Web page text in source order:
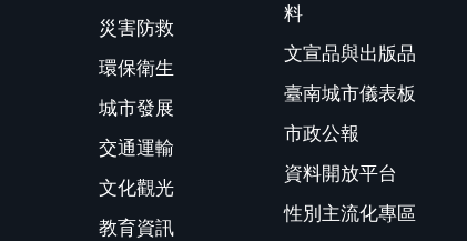
災害防救
環保衛生
城市發展
交通運輸
文化觀光
教育資訊
料
文宣品與出版品
臺南城市儀表板
市政公報
資料開放平台
性別主流化專區